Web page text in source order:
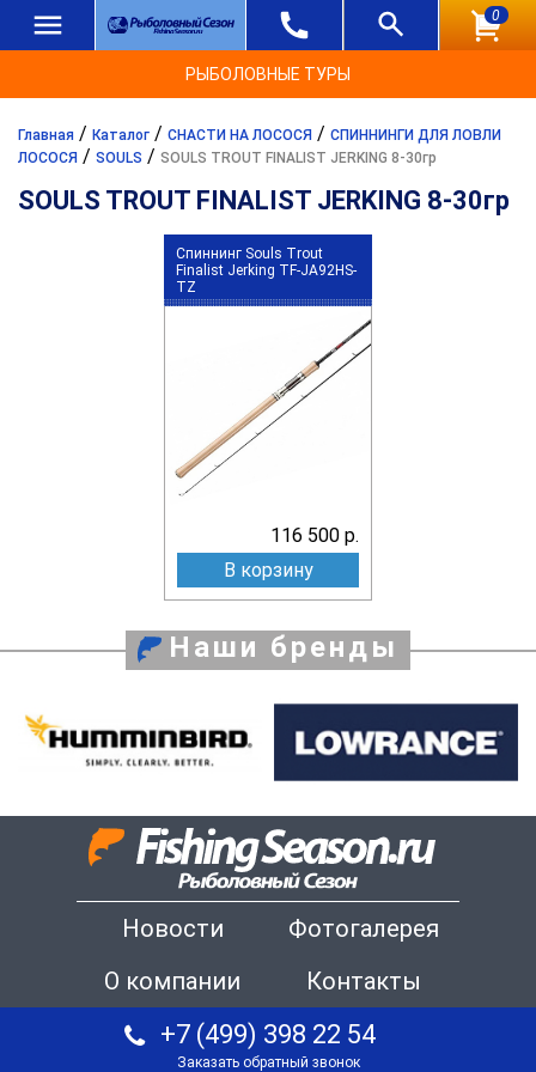
0
РЫБОЛОВНЫЕ ТУРЫ
Главная / Каталог / СНАСТИ НА ЛОСОСЯ / СПИННИНГИ ДЛЯ ЛОВЛИ
ЛОСОСЯ / SOULS / SOULS TROUT FINALIST JERKING 8-30гр
SOULS TROUT FINALIST JERKING 8-30гр
Спиннинг Souls Trout
Finalist Jerking TF-JA92HS-
TZ
116 500 р.
В корзину
Наши бренды
Новости
Фотогалерея
О компании
Контакты
+7 (499) 398 22 54
Заказать обратный звонок